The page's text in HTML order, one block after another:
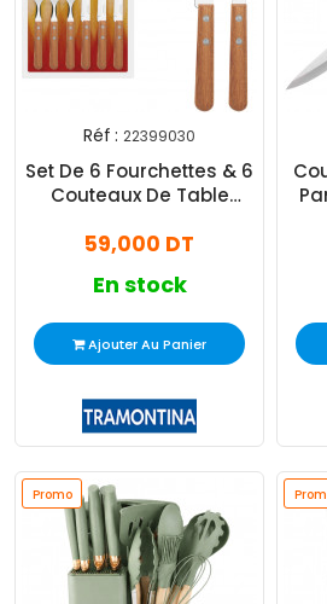
Réf : 22399030
Set De 6 Fourchettes & 6
Couteaux De Table
59,000 DT
En stock
Ajouter Au Panier
Promo